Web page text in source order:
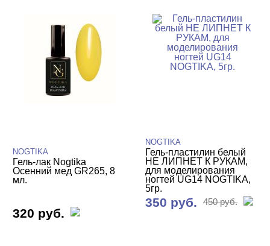
NOGTIKA
Гель-лак Nogtika
Осенний мед GR265, 8
мл.
320 руб.
NOGTIKA
Гель-пластилин белый
НЕ ЛИПНЕТ К РУКАМ,
для моделирования
ногтей UG14 NOGTIKA,
5гр.
350 руб. 450 руб.